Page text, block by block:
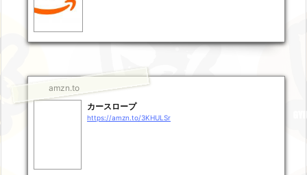
amzn.to
カースロープ
https://amzn.to/3KHULSr